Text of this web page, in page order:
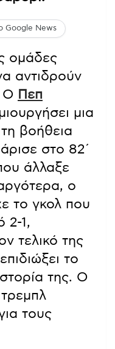
Google News
ομάδες
αντιδρούν
Ο Πεπ
μια
βοήθεια
στο 82΄
άλλαξε
ο
το γκολ που
2-1,
τελικό της
το
της. Ο
τους